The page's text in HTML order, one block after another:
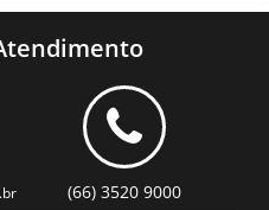
48.5K
1.859,07
no boleto à vista
(66) 3520 9000